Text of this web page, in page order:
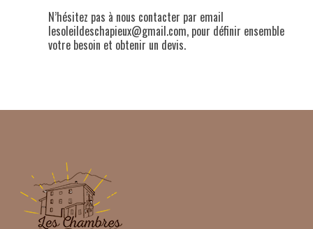
N’hésitez pas à nous contacter par email
lesoleildeschapieux@gmail.com, pour définir ensemble
votre besoin et obtenir un devis.